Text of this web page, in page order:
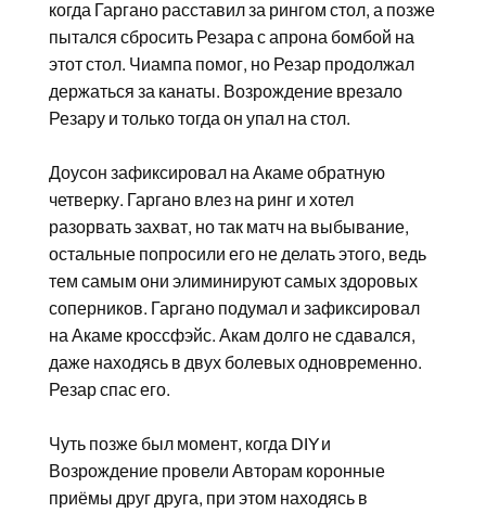
когда Гаргано расставил за рингом стол, а позже
пытался сбросить Резара с апрона бомбой на
этот стол. Чиампа помог, но Резар продолжал
держаться за канаты. Возрождение врезало
Резару и только тогда он упал на стол.
Доусон зафиксировал на Акаме обратную
четверку. Гаргано влез на ринг и хотел
разорвать захват, но так матч на выбывание,
остальные попросили его не делать этого, ведь
тем самым они элиминируют самых здоровых
соперников. Гаргано подумал и зафиксировал
на Акаме кроссфэйс. Акам долго не сдавался,
даже находясь в двух болевых одновременно.
Резар спас его.
Чуть позже был момент, когда DIY и
Возрождение провели Авторам коронные
приёмы друг друга, при этом находясь в